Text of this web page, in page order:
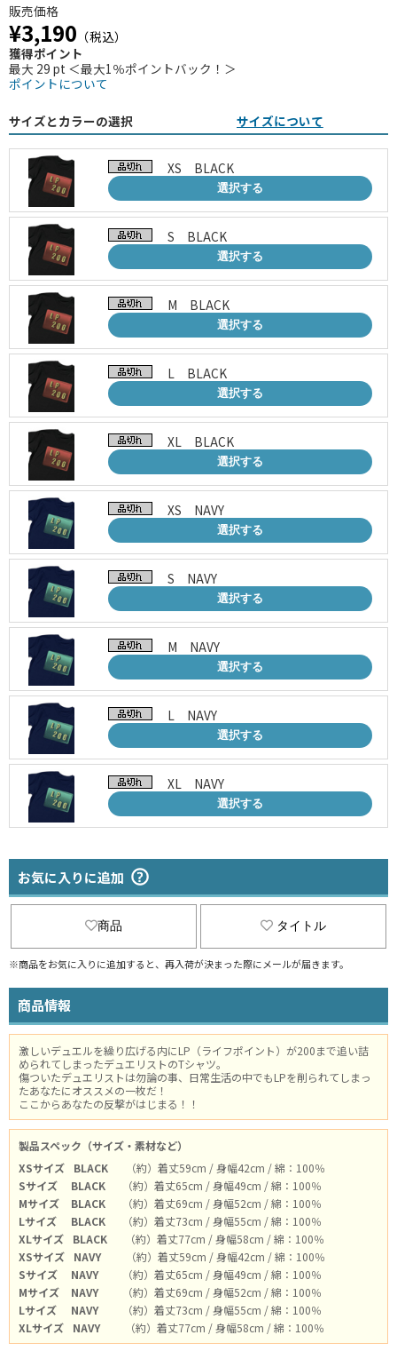
販売価格
¥3,190 （税込）
獲得ポイント
最大 29 pt ＜最大1％ポイントバック！＞
ポイントについて
サイズとカラーの選択 サイズについて
XS BLACK
選択する
S BLACK
選択する
M BLACK
選択する
L BLACK
選択する
XL BLACK
選択する
XS NAVY
選択する
S NAVY
選択する
M NAVY
選択する
L NAVY
選択する
XL NAVY
選択する
お気に入りに追加
商品 タイトル
※商品をお気に入りに追加すると、再入荷が決まった際にメールが届きます。
商品情報
激しいデュエルを繰り広げる内にLP（ライフポイント）が200まで追い詰
められてしまったデュエリストのTシャツ。
傷ついたデュエリストは勿論の事、日常生活の中でもLPを削られてしまっ
たあなたにオススメの一枚だ！
ここからあなたの反撃がはじまる！！
製品スペック（サイズ・素材など）
XSサイズ
BLACK
（約）着丈59cm / 身幅42cm / 綿：100％
Sサイズ
BLACK
（約）着丈65cm / 身幅49cm / 綿：100％
Mサイズ
BLACK
（約）着丈69cm / 身幅52cm / 綿：100％
Lサイズ
BLACK
（約）着丈73cm / 身幅55cm / 綿：100％
XLサイズ
BLACK
（約）着丈77cm / 身幅58cm / 綿：100％
XSサイズ
NAVY
（約）着丈59cm / 身幅42cm / 綿：100％
Sサイズ
NAVY
（約）着丈65cm / 身幅49cm / 綿：100％
Mサイズ
NAVY
（約）着丈69cm / 身幅52cm / 綿：100％
Lサイズ
NAVY
（約）着丈73cm / 身幅55cm / 綿：100％
XLサイズ
NAVY （約）着丈77cm / 身幅58cm / 綿：100％